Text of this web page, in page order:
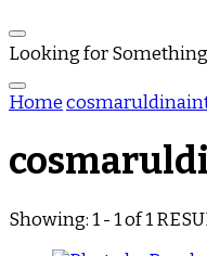
Looking for
Home
Showing: 1 - 1 of 1